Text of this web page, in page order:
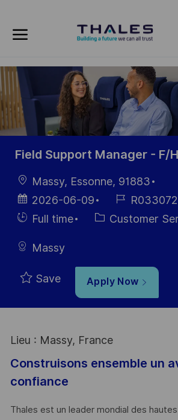
-
Field Support Manager - F/H
LocationMassy, Essonne, 91883
Posted
Date
2026-06-09
Job
Id
HiringFull time Category
Customer
Massy
Save Apply Now
Lieu : Massy, France
Construisons ensemble un
confiance
Thales est un leader mondial des